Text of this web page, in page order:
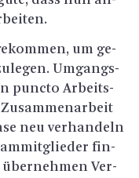
um ge­
Um­gangs­
punc­to Ar­beits­
neu ver­han­deln
fin­
Ver­